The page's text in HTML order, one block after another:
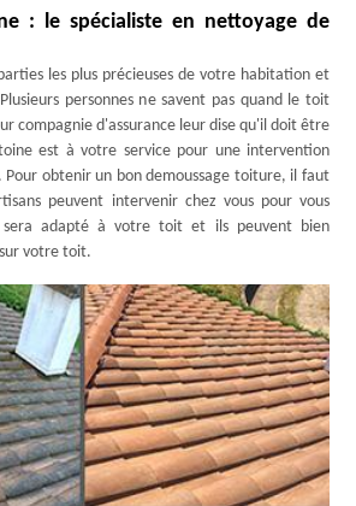
: le spécialiste en nettoyage de
les plus précieuses de votre habitation et
personnes ne savent pas quand le toit
compagnie d'assurance leur dise qu'il doit être
est à votre service pour une intervention
obtenir un bon demoussage toiture, il faut
peuvent intervenir chez vous pour vous
sera adapté à votre toit et ils peuvent bien
votre toit.